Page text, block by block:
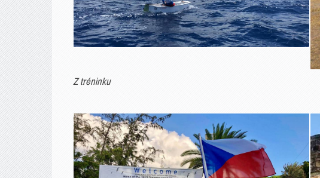
Z tréninku